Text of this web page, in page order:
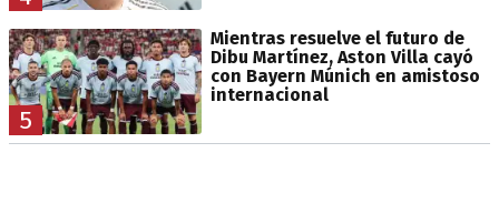
5
Mientras resuelve el futuro de
Dibu Martínez, Aston Villa cayó
con Bayern Múnich en amistoso
internacional